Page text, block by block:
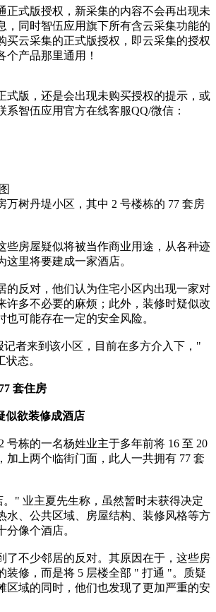
正式版授权，新采集的内容不会再出现未
，同时智伍应用旗下所有含云采集功能的
买云采集的正式版授权，即云采集的授权
个产品那里通用！
式版，还是会出现未购买授权的提示，或
系智伍应用官方在线客服QQ/微信：
万树丹堤小区，其中 2 号楼栋的 77 套房
些房屋疑似将被当作商业用途，从各种迹
这里将要建成一家酒店。
的反对，他们认为住宅小区内出现一家对
许多不必要的麻烦；此外，装修时疑似改
也可能存在一定的安全风险。
记者来到该小区，目前在多方介入下，"
态。
套住房
似欲装修成酒店
号栋的一名杨姓业主于多年前将 16 至 20
加上两个临街门面，此人一共拥有 77 套
" 业主夏先生称，虽然暂时未获得决定
水、公共区域、房屋结构、装修风格等方
分像个酒店。
了不少邻居的反对。其原因在于，这些房
装修，而是将 5 层楼全部 " 打通 "。质疑
区域的同时，他们也发现了更加严重的安